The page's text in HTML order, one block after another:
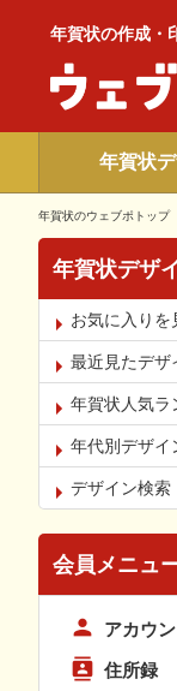
年賀状の作成・
年賀状
年賀状のウェブポトップ
年賀状デザ
お気に入りを
最近見たデザ
年賀状人気ラ
年代別デザイ
デザイン検索
会員メニュ
アカウン
住所録